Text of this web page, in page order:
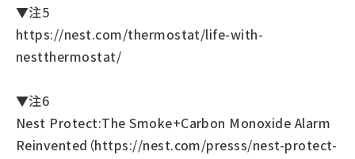
▼注5
https://nest.com/thermostat/life-with-
nestthermostat/
▼注6
Nest Protect:The Smoke+Carbon Monoxide Alarm
Reinvented（https://nest.com/presss/nest-protect-